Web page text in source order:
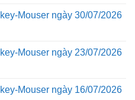
Mouser ngày 30/07/2026
Mouser ngày 23/07/2026
Mouser ngày 16/07/2026